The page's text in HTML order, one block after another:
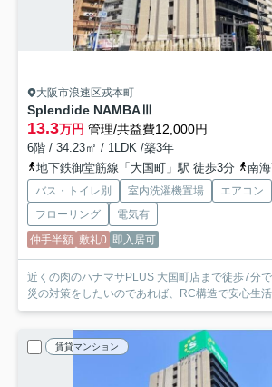
大阪市浪速区戎本町
Splendide NAMBAⅢ
13.3万円 管理/共益費12,000円
6階 / 34.23㎡ / 1LDK /築3年
地下鉄御堂筋線「大国町」駅 徒歩3分
南海
バス・トイレ別 室内洗濯機置場 エアコン
フローリング
電気有
仲手半額 敷礼0 即入居可
近くの肉のハナマサPLUS 大国町店まで徒歩7分
災の対策をしたいのであれば、RC構造で安心生
賃貸マンション